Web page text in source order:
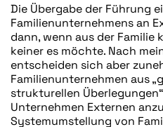
Die Übergabe der Führung
Familienunternehmens an
dann, wenn aus der Familie
keiner es möchte. Nach
entscheiden sich aber
Familienunternehmen aus
strukturellen
Unternehmen Externen
Systemumstellung von